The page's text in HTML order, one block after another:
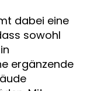
dabei eine
sowohl
ergänzende